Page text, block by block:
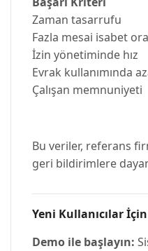
Zaman tasarrufu
Fazla mesai isabet
İzin yönetiminde hız
Evrak kullanımında
Çalışan memnuniyeti
Bu veriler, referans
geri bildirimlere
Yeni Kullanıcılar
Demo ile başlayın: